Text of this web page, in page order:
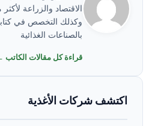
وكذلك التخصص في
بالصناعات الغذائية
قراءة كل مقالات الكاتب
اكتشف شركات الأغذية